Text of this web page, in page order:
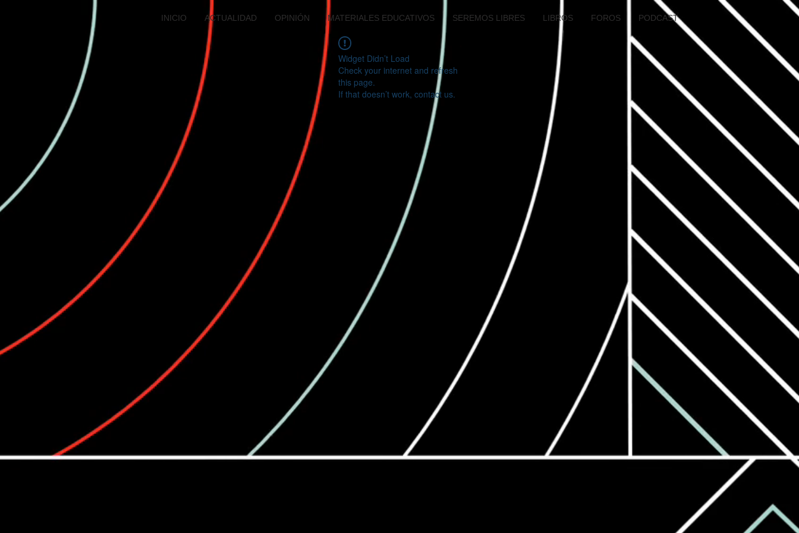
INICIO ACTUALIDAD OPINIÓN MATERIALES EDUCATIVOS SEREMOS LIBRES LIBROS FOROS PODCAST
Widget Didn’t Load
Check your internet and refresh
this page.
If that doesn’t work, contact us.